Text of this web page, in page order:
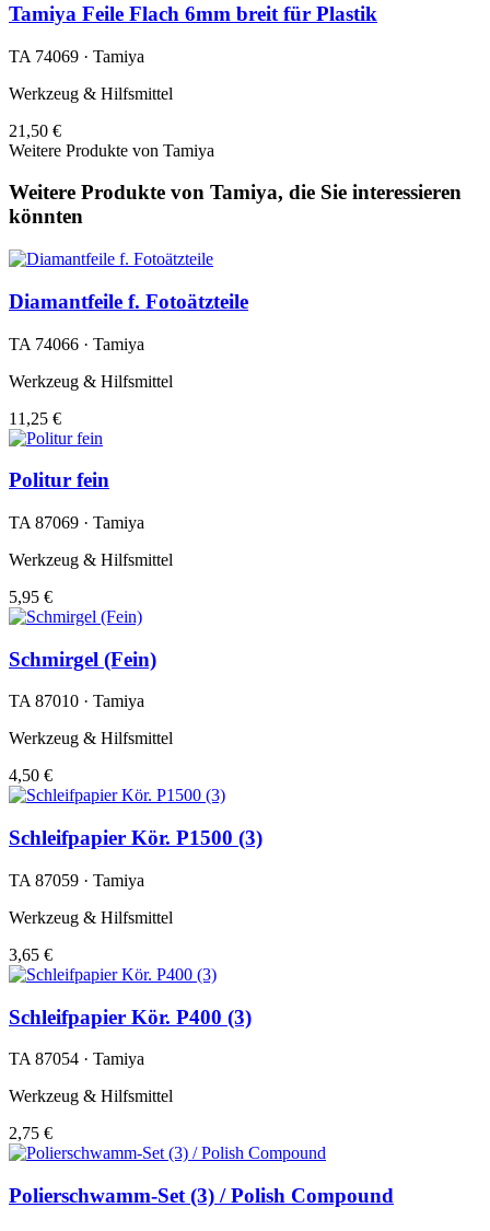
Tamiya Feile Flach 6mm breit für Plastik
TA 74069 · Tamiya
Werkzeug & Hilfsmittel
21,50 €
Weitere Produkte von Tamiya
Weitere Produkte von Tamiya, die Sie interessieren
könnten
Diamantfeile f. Fotoätzteile
TA 74066 · Tamiya
Werkzeug & Hilfsmittel
11,25 €
Politur fein
TA 87069 · Tamiya
Werkzeug & Hilfsmittel
5,95 €
Schmirgel (Fein)
TA 87010 · Tamiya
Werkzeug & Hilfsmittel
4,50 €
Schleifpapier Kör. P1500 (3)
TA 87059 · Tamiya
Werkzeug & Hilfsmittel
3,65 €
Schleifpapier Kör. P400 (3)
TA 87054 · Tamiya
Werkzeug & Hilfsmittel
2,75 €
Polierschwamm-Set (3) / Polish Compound